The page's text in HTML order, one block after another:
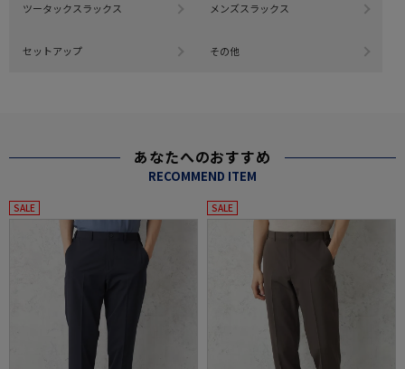
ツータックスラックス メンズスラックス
セットアップ その他
あなたへのおすすめ
RECOMMEND ITEM
SALE SALE